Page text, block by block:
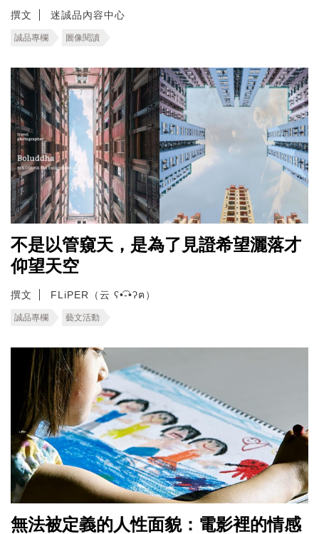
撰文 迷誠品內容中心
誠品專欄 圖像閱讀
不是以管窺天，是為了見證希望灑落才
仰望天空
撰文 FLiPER（云 ʕ•͡-•ʔฅ）
誠品專欄 藝文活動
無法被定義的人性面貌：電影裡的情感